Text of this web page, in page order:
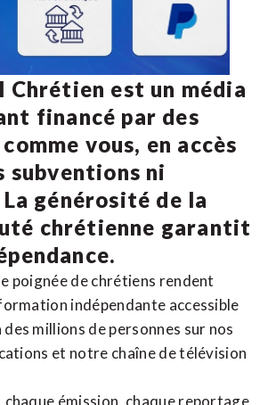
Chrétien est un média
financé par des
vous, en accès
subventions ni
générosité de la
chrétienne garantit
poignée de chrétiens rendent
indépendante accessible
millions de personnes sur nos
et notre chaîne de télévision
émission, chaque reportage,